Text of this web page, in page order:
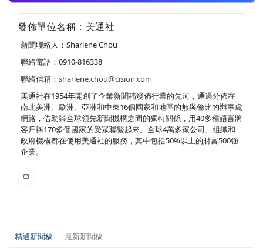
發佈單位名稱：美通社
新聞聯絡人：Sharlene Chou
聯絡電話：0910-816338
聯絡信箱： sharlene.chou@cision.com
美通社在1954年開創了企業新聞稿發佈行業的先河，通過分佈在
南北美洲、歐洲、亞洲和中東16個國家和地區的無與倫比的辦事處
網路，借助與全球領先新聞機構之間的獨特關係，用40多種語言將
客戶與170多個國家的受眾聯繫起來。全球4萬多家公司、組織和
政府機構都在使用美通社的服務，其中包括50%以上的財富500強
企業。
精選新聞稿 最新新聞稿